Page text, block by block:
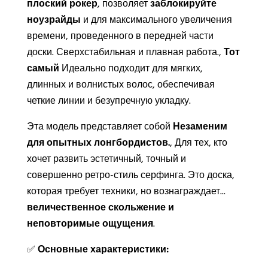
плоский рокер, позволяетзаблокируйте
ноузрайды и для максимального увеличения
времени, проведенного в передней части
доски. Сверхстабильная и плавная работа., Тот
самый Идеально подходит для мягких,
длинных и волнистых волос, обеспечивая
четкие линии и безупречную укладку.
Эта модель представляет собой Незаменим
для опытных лонгбордистов., Для тех, кто
хочет развить эстетичный, точный и
совершенно ретро-стиль серфинга. Это доска,
которая требует техники, но вознаграждает...
величественное скольжение и
неповторимые ощущения.
✅ Основные характеристики: